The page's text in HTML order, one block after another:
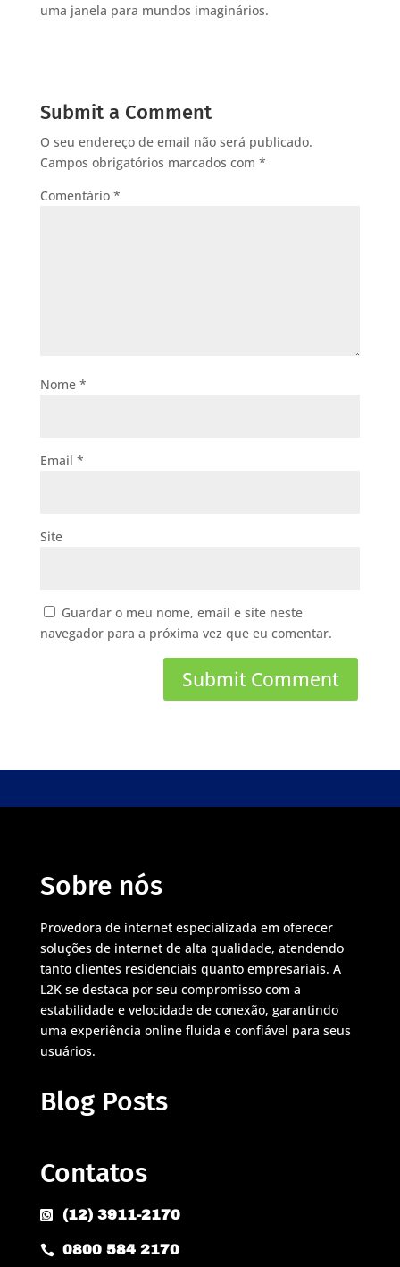
uma janela para mundos imaginários.
Submit a Comment
O seu endereço de email não será publicado.
Campos obrigatórios marcados com *
Comentário *
Nome *
Email *
Site
Guardar o meu nome, email e site neste
navegador para a próxima vez que eu comentar.
Sobre nós
Provedora de internet especializada em oferecer
soluções de internet de alta qualidade, atendendo
tanto clientes residenciais quanto empresariais. A
L2K se destaca por seu compromisso com a
estabilidade e velocidade de conexão, garantindo
uma experiência online fluida e confiável para seus
usuários.
Blog Posts
Contatos
 (12) 3911-2170
 0800 584 2170